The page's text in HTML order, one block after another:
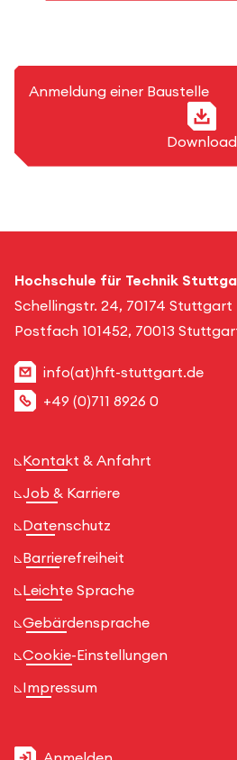
PDF-Format
Anmeldung einer Baustelle
Download
Hochschule für Technik
Schellingstr. 24, 70174 Stuttgart
Postfach 101452, 70013
info(at)hft-stuttgart.de
+49 (0)711 8926 0
Kontakt & Anfahrt
Job & Karriere
Datenschutz
Barrierefreiheit
Leichte Sprache
Gebärdensprache
Cookie-Einstellungen
Impressum